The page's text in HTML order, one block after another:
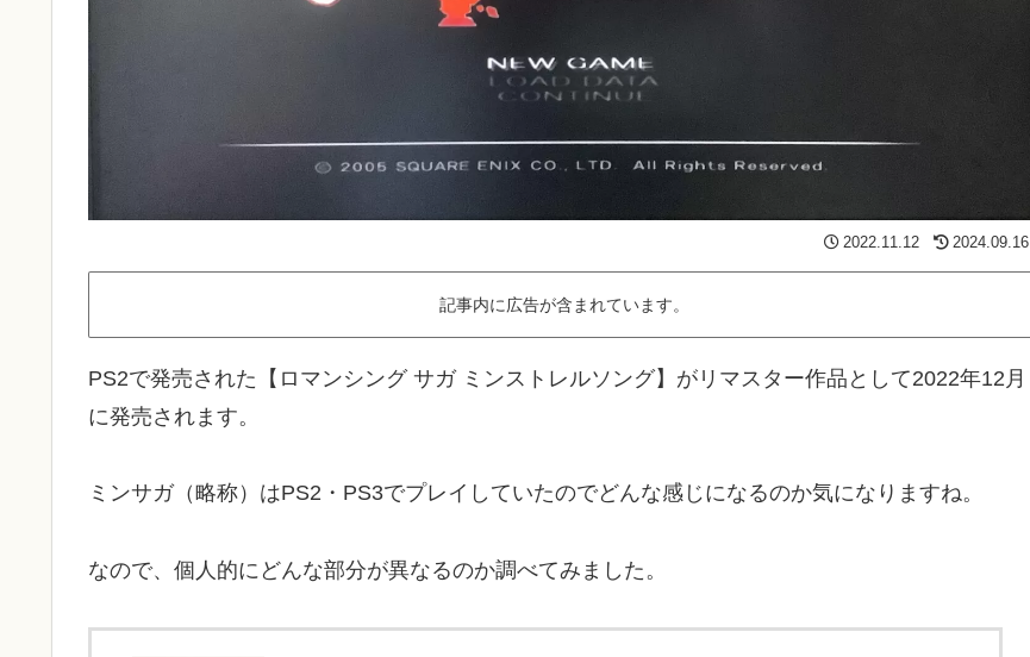
2022.11.12 2024.09.16
記事内に広告が含まれています。
PS2で発売された【ロマンシング サガ ミンストレルソング】がリマスター作品として2022年12月
に発売されます。
ミンサガ（略称）はPS2・PS3でプレイしていたのでどんな感じになるのか気になりますね。
なので、個人的にどんな部分が異なるのか調べてみました。